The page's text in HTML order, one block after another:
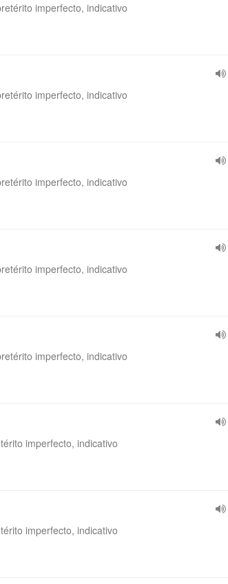
imperfecto, indicativo
imperfecto, indicativo
imperfecto, indicativo
imperfecto, indicativo
imperfecto, indicativo
imperfecto, indicativo
imperfecto, indicativo